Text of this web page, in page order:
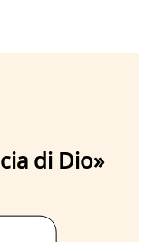
di Dio»